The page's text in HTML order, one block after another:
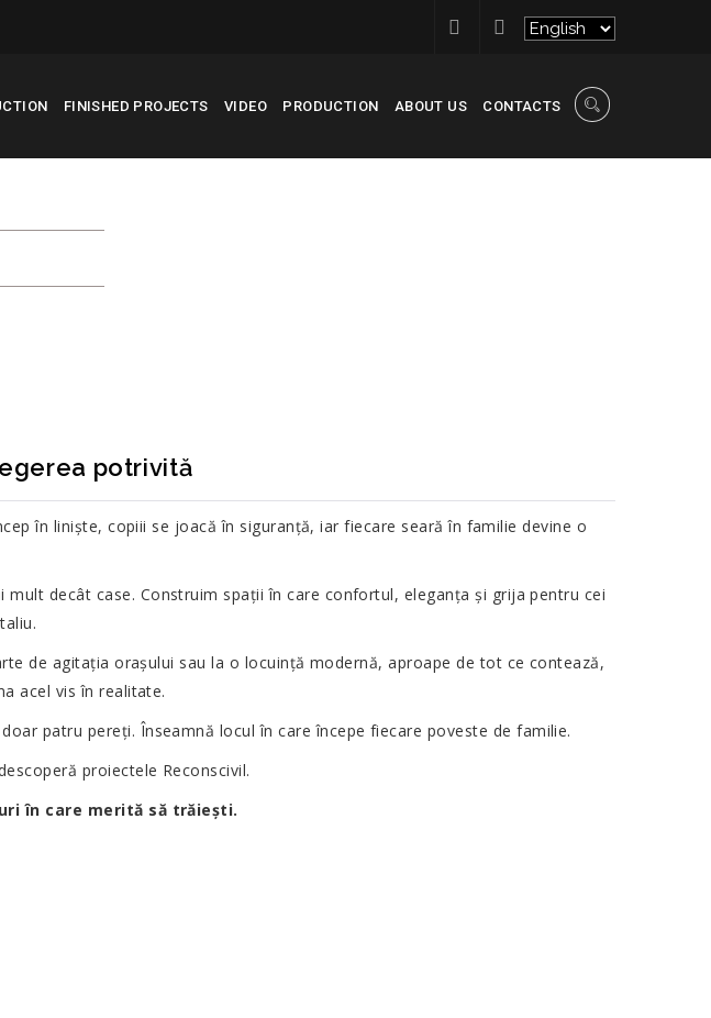
FINISHED PROJECTS VIDEO PRODUCTION ABOUT US CONTACTS
potrivită
în liniște, copiii se joacă în siguranță, iar fiecare seară în familie devine o
mult decât case. Construim spații în care confortul, eleganța și grija pentru cei
de agitația orașului sau la o locuință modernă, aproape de tot ce contează,
acel vis în realitate.
patru pereți. Înseamnă locul în care începe fiecare poveste de familie.
proiectele Reconscivil.
în care merită să trăiești.